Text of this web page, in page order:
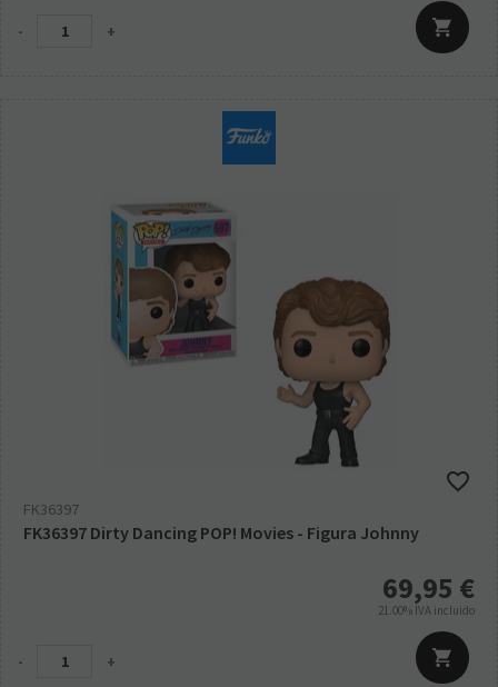
- +
FK36397
FK36397 Dirty Dancing POP! Movies - Figura Johnny
69,95 €
21.00% IVA incluido
- +